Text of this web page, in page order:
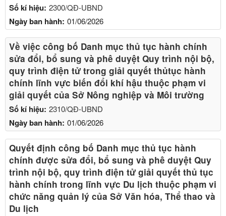
Số kí hiệu: 2300/QĐ-UBND
Ngày ban hành: 01/06/2026
Số kí hiệu: 2310/QĐ-UBND
Ngày ban hành: 01/06/2026
Về việc công bố Danh mục thủ tục hành chính
sửa đổi, bổ sung và phê duyệt Quy trình nội bộ,
quy trình điện tử trong giải quyết thủtục hành
chính lĩnh vực biến đổi khí hậu thuộc phạm vi
giải quyết của Sở Nông nghiệp và Môi trường
Quyết định công bố Danh mục thủ tục hành
chính được sửa đổi, bổ sung và phê duyệt Quy
trình nội bộ, quy trình điện tử giải quyết thủ tục
hành chính trong lĩnh vực Du lịch thuộc phạm vi
chức năng quản lý của Sở Văn hóa, Thể thao và
Du lịch